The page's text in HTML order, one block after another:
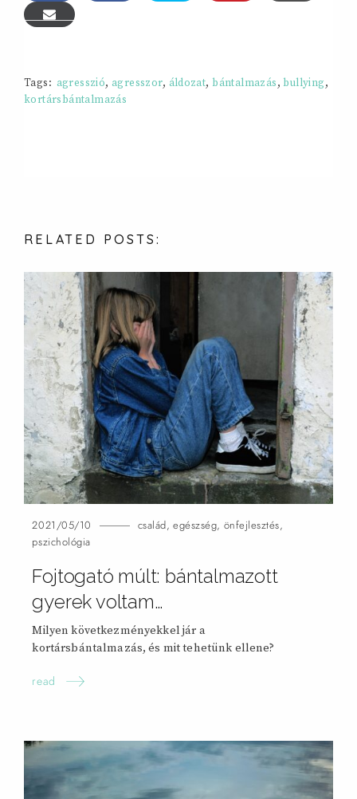
Tags: agresszió,agresszor, áldozat,bántalmazás,bullying,
kortársbántalmazás
RELATED POSTS:
2021/05/10 család, egészség, önfejlesztés,
pszichológia
Fojtogató múlt: bántalmazott
gyerek voltam…
Milyen következményekkel jár a
kortársbántalmazás, és mit tehetünk ellene?
read